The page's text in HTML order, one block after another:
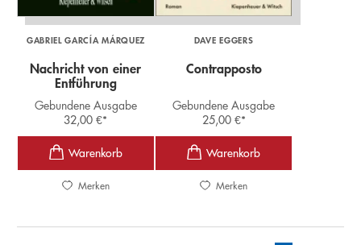
GABRIEL GARCÍA MÁRQUEZ
Nachricht von einer
Entführung
Gebundene Ausgabe
32,00€*
Merken
DAVE EGGERS
Contrapposto
Gebundene Ausgabe
25,00 €*
Merken